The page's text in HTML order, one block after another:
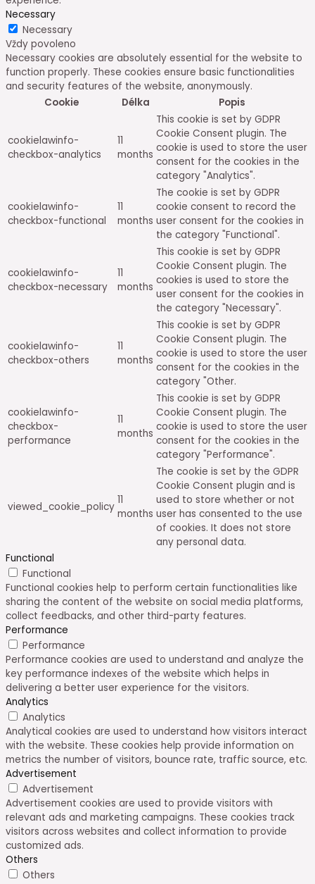
Necessary
Necessary
Vždy povoleno
Necessary cookies are absolutely essential for the website to
function properly. These cookies ensure basic functionalities
and security features of the website, anonymously.
Cookie
Délka Popis
cookielawinfo-
checkbox-analytics
11
months
This cookie is set by GDPR
Cookie Consent plugin. The
cookie is used to store the user
consent for the cookies in the
category "Analytics".
cookielawinfo-
checkbox-functional
11
months
The cookie is set by GDPR
cookie consent to record the
user consent for the cookies in
the category "Functional".
cookielawinfo-
checkbox-necessary
11
months
This cookie is set by GDPR
Cookie Consent plugin. The
cookies is used to store the
user consent for the cookies in
the category "Necessary".
cookielawinfo-
checkbox-others
11
months
This cookie is set by GDPR
Cookie Consent plugin. The
cookie is used to store the user
consent for the cookies in the
category "Other.
cookielawinfo-
checkbox-
performance
11
months
This cookie is set by GDPR
Cookie Consent plugin. The
cookie is used to store the user
consent for the cookies in the
category "Performance".
viewed_cookie_policy
11
months
The cookie is set by the GDPR
Cookie Consent plugin and is
used to store whether or not
user has consented to the use
of cookies. It does not store
any personal data.
Functional
Functional
Functional cookies help to perform certain functionalities like
sharing the content of the website on social media platforms,
collect feedbacks, and other third-party features.
Performance
Performance
Performance cookies are used to understand and analyze the
key performance indexes of the website which helps in
delivering a better user experience for the visitors.
Analytics
Analytics
Analytical cookies are used to understand how visitors interact
with the website. These cookies help provide information on
metrics the number of visitors, bounce rate, traffic source, etc.
Advertisement
Advertisement
Advertisement cookies are used to provide visitors with
relevant ads and marketing campaigns. These cookies track
visitors across websites and collect information to provide
customized ads.
Others
Others